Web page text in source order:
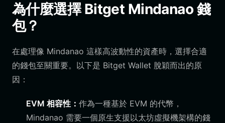
為什麼選擇 Bitget Mindanao 錢
包？
在處理像 Mindanao 這樣高波動性的資產時，選擇合適
的錢包至關重要。以下是 Bitget Wallet 脫穎而出的原
因：
EVM 相容性： 作為一種基於 EVM 的代幣，
Mindanao 需要一個原生支援以太坊虛擬機架構的錢